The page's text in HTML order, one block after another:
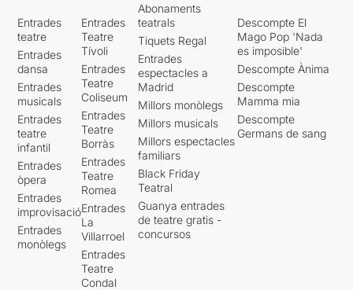
Entrades
teatre
Entrades
dansa
Entrades
musicals
Entrades
teatre
infantil
Entrades
òpera
Entrades
improvisació
Entrades
monòlegs
Entrades
Teatre
Tívoli
Entrades
Teatre
Coliseum
Entrades
Teatre
Borràs
Entrades
Teatre
Romea
Entrades
La
Villarroel
Entrades
Teatre
Condal
Abonaments
teatrals
Tiquets Regal
Entrades
espectacles a
Madrid
Millors monòlegs
Millors musicals
Millors espectacles
familiars
Black Friday
Teatral
Guanya entrades
de teatre gratis -
concursos
Descompte El
Mago Pop 'Nada
es imposible'
Descompte Ànima
Descompte
Mamma mia
Descompte
Germans de sang